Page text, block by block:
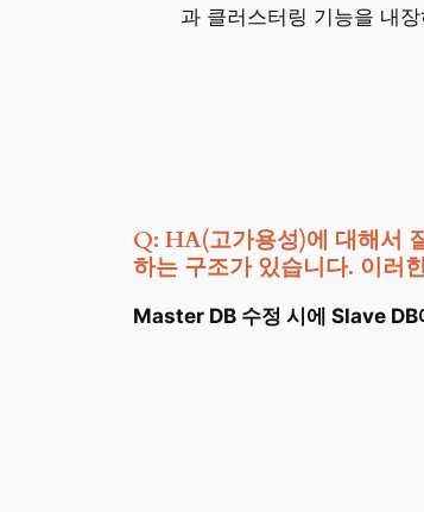
과 클러스터링 기능을 내
Q: HA(고가용성)에 대해서
하는 구조가 있습니다. 이러
Master DB 수정 시에 Slave